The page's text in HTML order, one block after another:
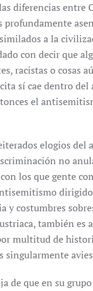
diferencias entre
a la
con decir que
racistas o cosas
sí cae dentro
el
elogios
no
los que gente
y costumbres
también es
multitud de
singularmente
de que en su